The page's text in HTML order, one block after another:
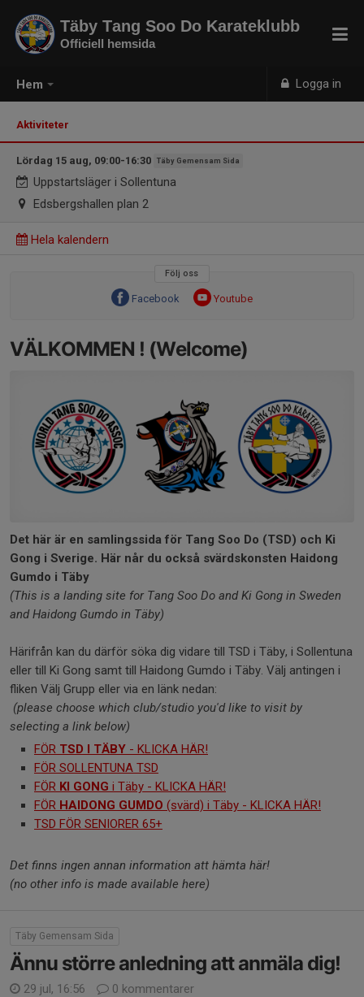
Hem Logga in
Täby Tang Soo Do Karateklubb
Officiell hemsida
Aktiviteter
Lördag 15 aug, 09:00-16:30 Täby Gemensam Sida
Uppstartsläger i Sollentuna
Edsbergshallen plan 2
Hela kalendern
Följ oss
Facebook Youtube
VÄLKOMMEN ! (Welcome)
Det här är en samlingssida för Tang Soo Do (TSD) och Ki
Gong i Sverige. Här når du också svärdskonsten Haidong
Gumdo i Täby
(This is a landing site for Tang Soo Do and Ki Gong in Sweden
and Haidong Gumdo in Täby)
Härifrån kan du därför söka dig vidare till TSD i Täby, i Sollentuna
eller till Ki Gong samt till Haidong Gumdo i Täby. Välj antingen i
fliken Välj Grupp eller via en länk nedan:
(please choose which club/studio you'd like to visit by
selecting a link below)
FÖR TSD I TÄBY - KLICKA HÄR!
FÖR SOLLENTUNA TSD
FÖR KI GONG i Täby - KLICKA HÄR!
FÖR HAIDONG GUMDO (svärd) i Täby - KLICKA HÄR!
TSD FÖR SENIORER 65+
Det finns ingen annan information att hämta här!
(no other info is made available here)
Täby Gemensam Sida
Ännu större anledning att anmäla dig!
29 jul, 16:56 0 kommentarer